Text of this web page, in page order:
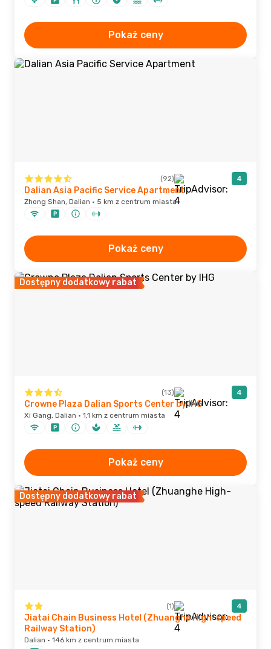
Pokaż ceny
(92) 4
Dalian Asia Pacific Service Apartment
Zhong Shan, Dalian · 5 km z centrum miasta
Pokaż ceny
Dostępny dodatkowy rabat
(13) 4
Crowne Plaza Dalian Sports Center by IHG
Xi Gang, Dalian · 1,1 km z centrum miasta
Pokaż ceny
Dostępny dodatkowy rabat
(1) 4
Jiatai Chain Business Hotel (Zhuanghe High-speed
Railway Station)
Dalian · 146 km z centrum miasta